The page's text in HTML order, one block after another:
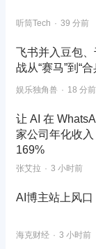
听筒Tech 39 分前
飞书并入豆包
战从“赛马”到“合
娱乐独角兽 18 分前
让 AI 在
家公司年化收
169%
张艾拉 3 小时前
AI博主站上风口
海克财经 3 小时前